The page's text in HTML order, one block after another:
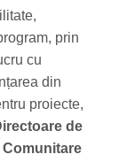
prin
cu
din
proiecte,
de